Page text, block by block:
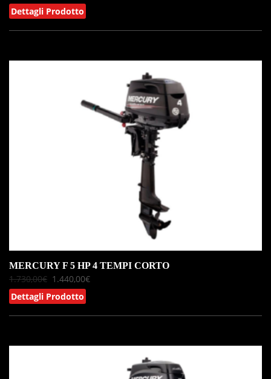
Dettagli Prodotto
MERCURY F 5 HP 4 TEMPI CORTO
1.730,00€ 1.440,00€
Dettagli Prodotto